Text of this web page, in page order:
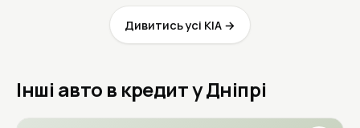
Дивитись усі KIA →
Інші авто в кредит у Дніпрі